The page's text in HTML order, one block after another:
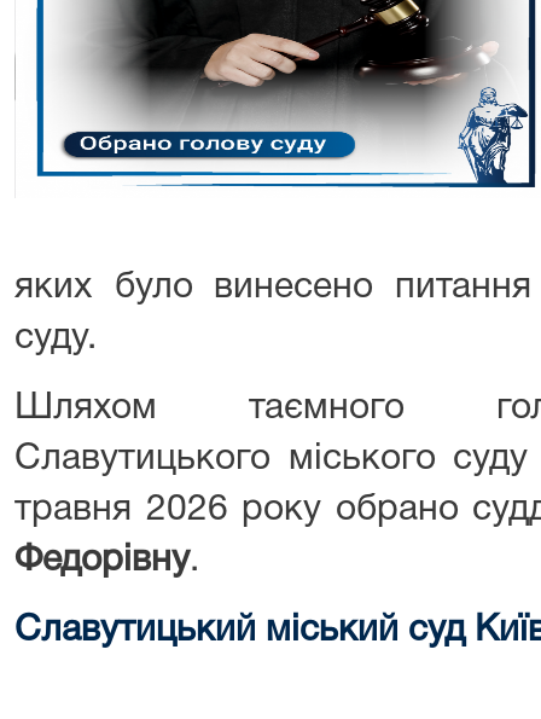
яких було винесено
суду.
Шляхом таємного
Славутицького міського
травня 2026 року обрано
Федорівну.
Славутицький міський суд